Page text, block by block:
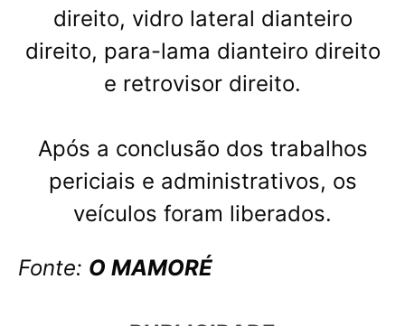
direito, vidro lateral dianteiro
direito, para-lama dianteiro direito
e retrovisor direito.
Após a conclusão dos trabalhos
periciais e administrativos, os
veículos foram liberados.
Fonte: O MAMORÉ